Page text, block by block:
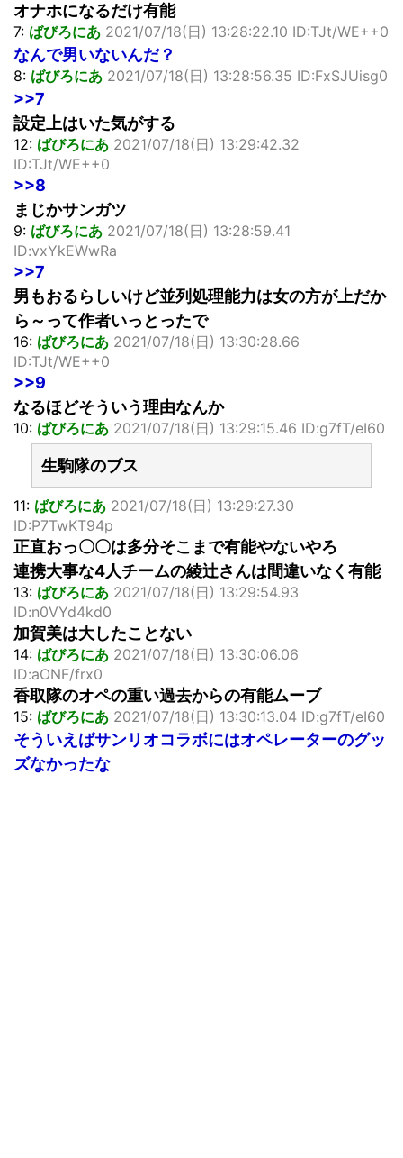
オナホになるだけ有能
7: ばびろにあ 2021/07/18(日) 13:28:22.10 ID:TJt/WE++0
なんで男いないんだ？
8: ばびろにあ 2021/07/18(日) 13:28:56.35 ID:FxSJUisg0
>>7
設定上はいた気がする
12: ばびろにあ 2021/07/18(日) 13:29:42.32
ID:TJt/WE++0
>>8
まじかサンガツ
9: ばびろにあ 2021/07/18(日) 13:28:59.41
ID:vxYkEWwRa
>>7
男もおるらしいけど並列処理能力は女の方が上だか
ら～って作者いっとったで
16: ばびろにあ 2021/07/18(日) 13:30:28.66
ID:TJt/WE++0
>>9
なるほどそういう理由なんか
10: ばびろにあ 2021/07/18(日) 13:29:15.46 ID:g7fT/eI60
生駒隊のブス
11: ばびろにあ 2021/07/18(日) 13:29:27.30
ID:P7TwKT94p
正直おっ〇〇は多分そこまで有能やないやろ
連携大事な4人チームの綾辻さんは間違いなく有能
13: ばびろにあ 2021/07/18(日) 13:29:54.93
ID:n0VYd4kd0
加賀美は大したことない
14: ばびろにあ 2021/07/18(日) 13:30:06.06
ID:aONF/frx0
香取隊のオペの重い過去からの有能ムーブ
15: ばびろにあ 2021/07/18(日) 13:30:13.04 ID:g7fT/eI60
そういえばサンリオコラボにはオペレーターのグッ
ズなかったな